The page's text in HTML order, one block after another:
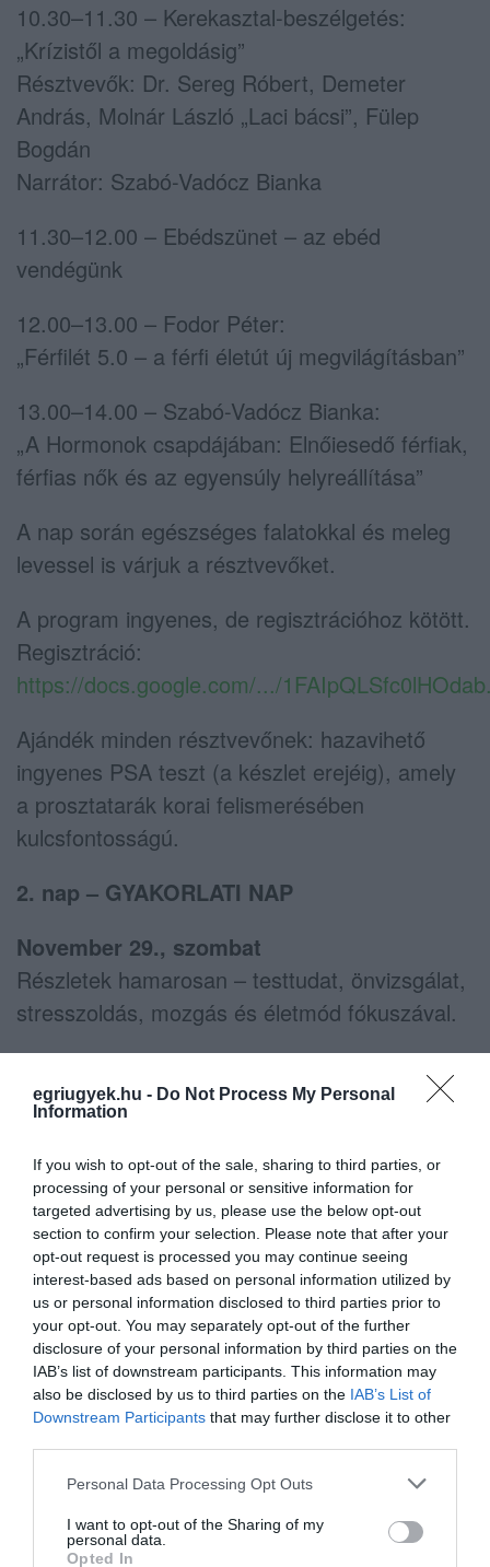
egriugyek.hu - Do Not Process My Personal
Information
If you wish to opt-out of the sale, sharing to third parties, or
processing of your personal or sensitive information for
targeted advertising by us, please use the below opt-out
section to confirm your selection. Please note that after your
opt-out request is processed you may continue seeing
interest-based ads based on personal information utilized by
us or personal information disclosed to third parties prior to
your opt-out. You may separately opt-out of the further
disclosure of your personal information by third parties on the
IAB’s list of downstream participants. This information may
also be disclosed by us to third parties on the IAB’s List of
Downstream Participants that may further disclose it to other
Please note that this website/app uses one or more Google
not limited to your visit or usage behaviour. You may click to
grant or deny consent to Google and its third-party tags to
Personal Data Processing Opt Outs
I want to opt-out of the Sharing of my
personal data.
Opted In
10.30–11.30 – Kerekasztal-beszélgetés:
„Krízistől a megoldásig”
Résztvevők: Dr. Sereg Róbert, Demeter
András, Molnár László „Laci bácsi”, Fülep
Bogdán
Narrátor: Szabó-Vadócz Bianka
11.30–12.00 – Ebédszünet – az ebéd
vendégünk
12.00–13.00 – Fodor Péter:
„Férfilét 5.0 – a férfi életút új megvilágításban”
13.00–14.00 – Szabó-Vadócz Bianka:
„A Hormonok csapdájában: Elnőiesedő férfiak,
férfias nők és az egyensúly helyreállítása”
A nap során egészséges falatokkal és meleg
levessel is várjuk a résztvevőket.
A program ingyenes, de regisztrációhoz kötött.
Regisztráció:
https://docs.google.com/.../
Ajándék minden résztvevőnek: hazavihető
ingyenes PSA teszt (a készlet erejéig), amely
a prosztatarák korai felismerésében
kulcsfontosságú.
2. nap – GYAKORLATI NAP
November 29., szombat
Részletek hamarosan – testtudat, önvizsgálat,
stresszoldás, mozgás és életmód fókuszával.
Férfiaknak, akik szeretnék jobban érteni a
testüket, egészségüket és lelki
működésüket
Nőknek, akik fontosnak tartják szeretteik
egészségét és támogatnák őket
Bárkinek, aki hisz a megelőzés erejében
Miért érdemes eljönni?
Mert az egészség nem magától értetődő.
Mert beszélni róla nem gyengeség, hanem
erő.
Mert egyetlen felismerés életet
változtathat.